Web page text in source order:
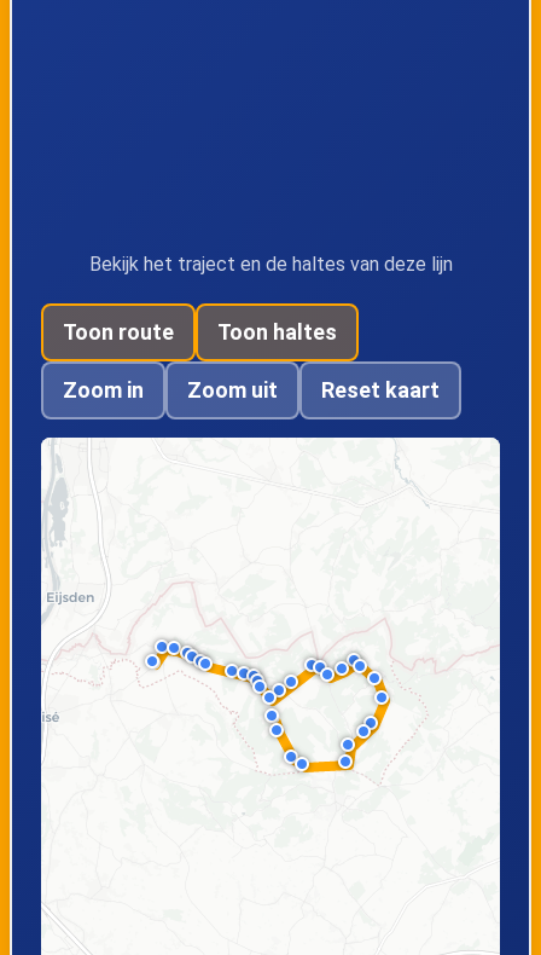
SMV, Politie SGV, Ottegraeven
SGV, Schophem SGV, Vogelgats
SGV, Ketten SGV, Voerenberg
SGV, Provinciale
School
Bekijk het traject en de haltes van deze lijn
Toon route Toon haltes
Zoom in Zoom uit Reset kaart